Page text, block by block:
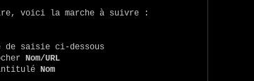
voici la marche à suivre :
saisie ci-dessous
Nom/URL
Nom